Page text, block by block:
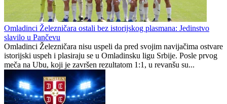
Omladinci Železničara ostali bez istorijskog plasmana: Jedinstvo
slavilo u Pančevu
Omladinci Železničara nisu uspeli da pred svojim navijačima ostvare
istorijski uspeh i plasiraju se u Omladinsku ligu Srbije. Posle prvog
meča na Ubu, koji je završen rezultatom 1:1, u revanšu su...